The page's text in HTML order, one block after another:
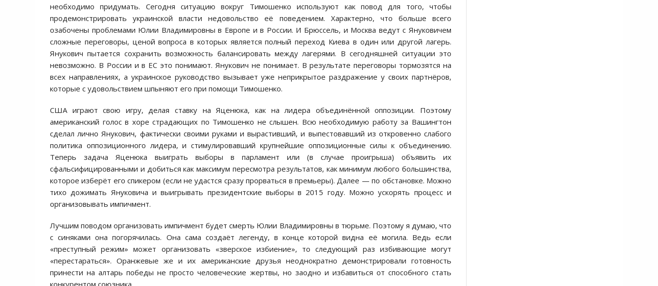
необходимо придумать. Сегодня ситуацию вокруг Тимошенко используют как повод для того, чтобы
продемонстрировать украинской власти недовольство её поведением. Характерно, что больше всего
озабочены проблемами Юлии Владимировны в Европе и в России. И Брюссель, и Москва ведут с Януковичем
сложные переговоры, ценой вопроса в которых является полный переход Киева в один или другой лагерь.
Янукович пытается сохранить возможность балансировать между лагерями. В сегодняшней ситуации это
невозможно. В России и в ЕС это понимают. Янукович не понимает. В результате переговоры тормозятся на
всех направлениях, а украинское руководство вызывает уже неприкрытое раздражение у своих партнёров,
которые с удовольствием шпыняют его при помощи Тимошенко.
США играют свою игру, делая ставку на Яценюка, как на лидера объединённой оппозиции. Поэтому
американский голос в хоре страдающих по Тимошенко не слышен. Всю необходимую работу за Вашингтон
сделал лично Янукович, фактически своими руками и вырастивший, и выпестовавший из откровенно слабого
политика оппозиционного лидера, и стимулировавший крупнейшие оппозиционные силы к объединению.
Теперь задача Яценюка выиграть выборы в парламент или (в случае проигрыша) объявить их
сфальсифицированными и добиться как максимум пересмотра результатов, как минимум любого большинства,
которое изберёт его спикером (если не удастся сразу прорваться в премьеры). Далее — по обстановке. Можно
тихо дожимать Януковича и выигрывать президентские выборы в 2015 году. Можно ускорять процесс и
организовывать импичмент.
Лучшим поводом организовать импичмент будет смерть Юлии Владимировны в тюрьме. Поэтому я думаю, что
с синяками она погорячилась. Она сама создаёт легенду, в конце которой видна её могила. Ведь если
«преступный режим» может организовать «зверское избиение», то следующий раз избивающие могут
«перестараться». Оранжевые же и их американские друзья неоднократно демонстрировали готовность
принести на алтарь победы не просто человеческие жертвы, но заодно и избавиться от способного стать
конкурентом союзника.